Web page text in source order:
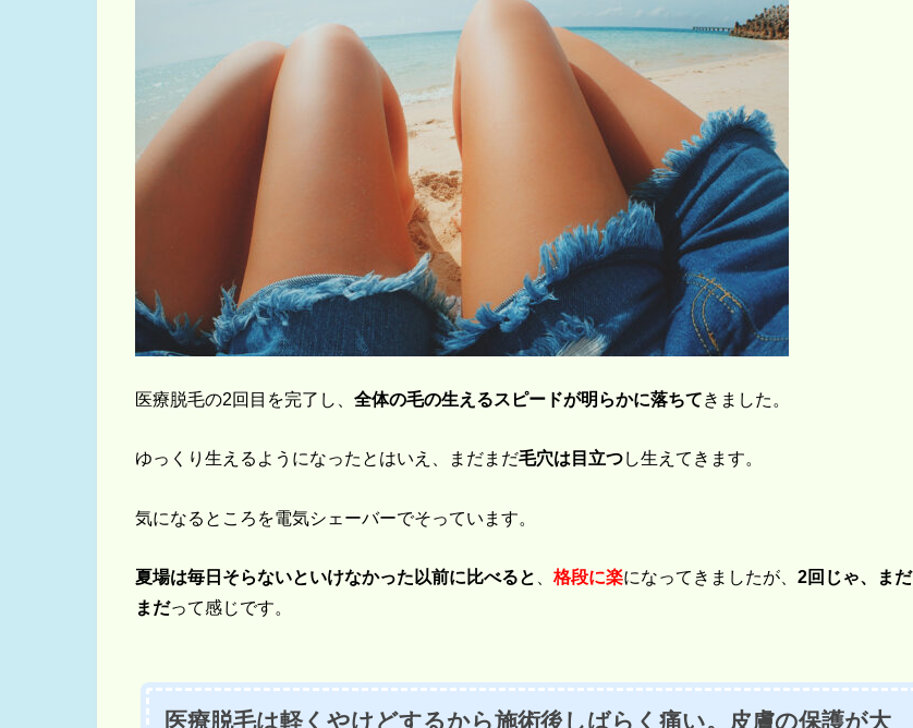
医療脱毛の2回目を完了し、 全体の毛の生えるスピードが明らかに落ちてきました。
ゆっくり生えるようになったとはいえ、まだまだ毛穴は目立つし生えてきます。
気になるところを電気シェーバーでそっています。
夏場は毎日そらないといけなかった以前に比べると 格段に楽になってきましたが、 2回じゃ、まだ
まだって感じです。
医療脱毛は軽くやけどするから施術後しばらく痛い。皮膚の保護が大